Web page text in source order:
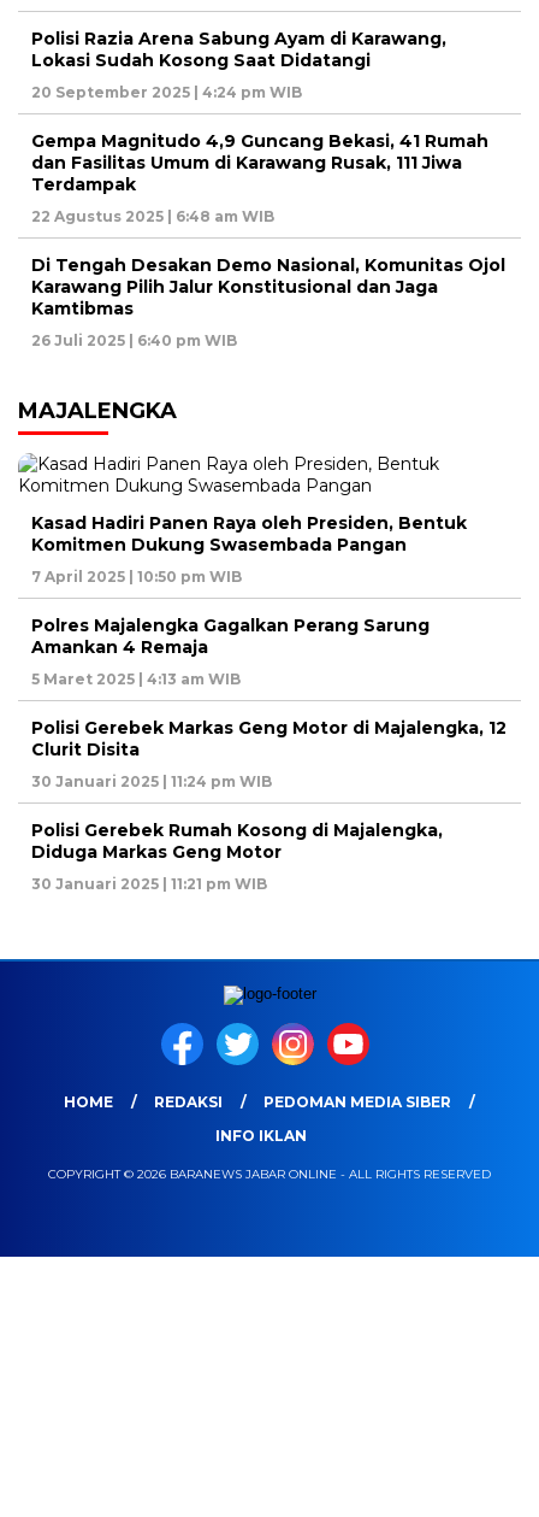
Polisi Razia Arena Sabung Ayam di Karawang,
Lokasi Sudah Kosong Saat Didatangi
20 September 2025 | 4:24 pm WIB
Gempa Magnitudo 4,9 Guncang Bekasi, 41 Rumah
dan Fasilitas Umum di Karawang Rusak, 111 Jiwa
Terdampak
22 Agustus 2025 | 6:48 am WIB
Di Tengah Desakan Demo Nasional, Komunitas Ojol
Karawang Pilih Jalur Konstitusional dan Jaga
Kamtibmas
26 Juli 2025 | 6:40 pm WIB
MAJALENGKA
Kasad Hadiri Panen Raya oleh Presiden, Bentuk
Komitmen Dukung Swasembada Pangan
7 April 2025 | 10:50 pm WIB
Polres Majalengka Gagalkan Perang Sarung
Amankan 4 Remaja
5 Maret 2025 | 4:13 am WIB
Polisi Gerebek Markas Geng Motor di Majalengka, 12
Clurit Disita
30 Januari 2025 | 11:24 pm WIB
Polisi Gerebek Rumah Kosong di Majalengka,
Diduga Markas Geng Motor
30 Januari 2025 | 11:21 pm WIB
HOME REDAKSI
PEDOMAN MEDIA SIBER
INFO IKLAN
COPYRIGHT © 2026 BARANEWS JABAR ONLINE - ALL RIGHTS RESERVED